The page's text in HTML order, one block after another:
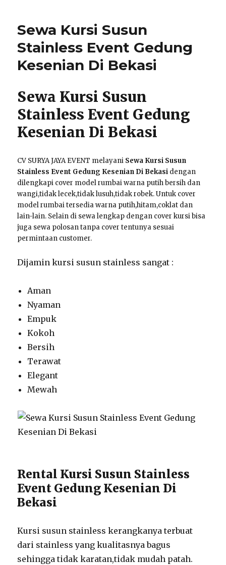
Futura
Merah
Di
ICE
Tangerang
Sewa Kursi Susun
Stainless Event Gedung
Kesenian Di Bekasi
Sewa Kursi Susun
Stainless Event Gedung
Kesenian Di Bekasi
CV SURYA JAYA EVENT melayani Sewa Kursi Susun
Stainless Event Gedung Kesenian Di Bekasi dengan
dilengkapi cover model rumbai warna putih bersih dan
wangi,tidak lecek,tidak lusuh,tidak robek. Untuk cover
model rumbai tersedia warna putih,hitam,coklat dan
lain-lain. Selain di sewa lengkap dengan cover kursi bisa
juga sewa polosan tanpa cover tentunya sesuai
permintaan customer.
Dijamin kursi susun stainless sangat :
Aman
Nyaman
Empuk
Kokoh
Bersih
Terawat
Elegant
Mewah
Rental Kursi Susun Stainless
Event Gedung Kesenian Di
Bekasi
Kursi susun stainless kerangkanya terbuat
dari stainless yang kualitasnya bagus
sehingga tidak karatan,tidak mudah patah.